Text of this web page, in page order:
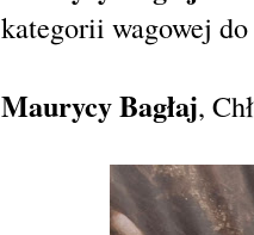
kategorii wagowej
Maurycy Bagłaj,